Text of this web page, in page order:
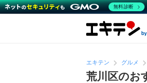
エキテン グルメ
荒川区のお
無料診断